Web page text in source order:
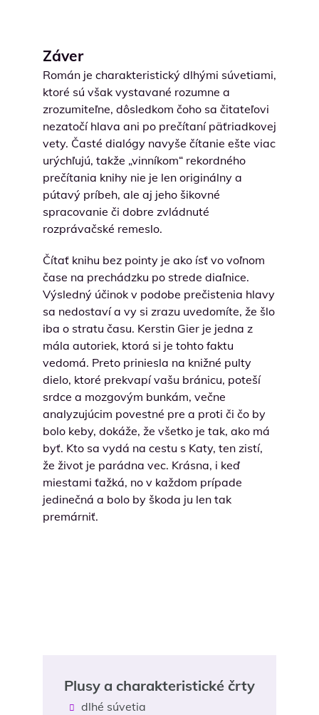
Záver
Román je charakteristický dlhými súvetiami,
ktoré sú však vystavané rozumne a
zrozumiteľne, dôsledkom čoho sa čitateľovi
nezatočí hlava ani po prečítaní päťriadkovej
vety. Časté dialógy navyše čítanie ešte viac
urýchľujú, takže „vinníkom“ rekordného
prečítania knihy nie je len originálny a
pútavý príbeh, ale aj jeho šikovné
spracovanie či dobre zvládnuté
rozprávačské remeslo.
Čítať knihu bez pointy je ako ísť vo voľnom
čase na prechádzku po strede diaľnice.
Výsledný účinok v podobe prečistenia hlavy
sa nedostaví a vy si zrazu uvedomíte, že šlo
iba o stratu času. Kerstin Gier je jedna z
mála autoriek, ktorá si je tohto faktu
vedomá. Preto priniesla na knižné pulty
dielo, ktoré prekvapí vašu bránicu, poteší
srdce a mozgovým bunkám, večne
analyzujúcim povestné pre a proti či čo by
bolo keby, dokáže, že všetko je tak, ako má
byť. Kto sa vydá na cestu s Katy, ten zistí,
že život je parádna vec. Krásna, i keď
miestami ťažká, no v každom prípade
jedinečná a bolo by škoda ju len tak
premárniť.
Plusy a charakteristické črty
dlhé súvetia